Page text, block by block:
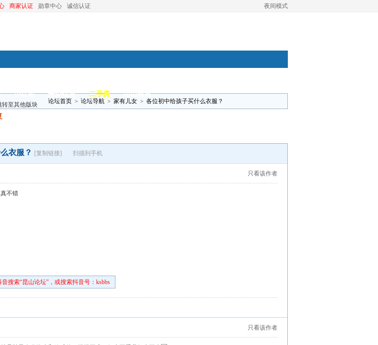
夜间模式
商家认证 勋章中心 诚信认证
小红娘 分类信息 二手房 昆山视窗
论坛首页 > 论坛导航 > 家有儿女 > 各位初中给孩子买什么衣服？
衣服？ [复制链接] 扫描到手机
只看该作者
不错
搜索“昆山论坛”，或搜索抖音号：ksbbs
只看该作者